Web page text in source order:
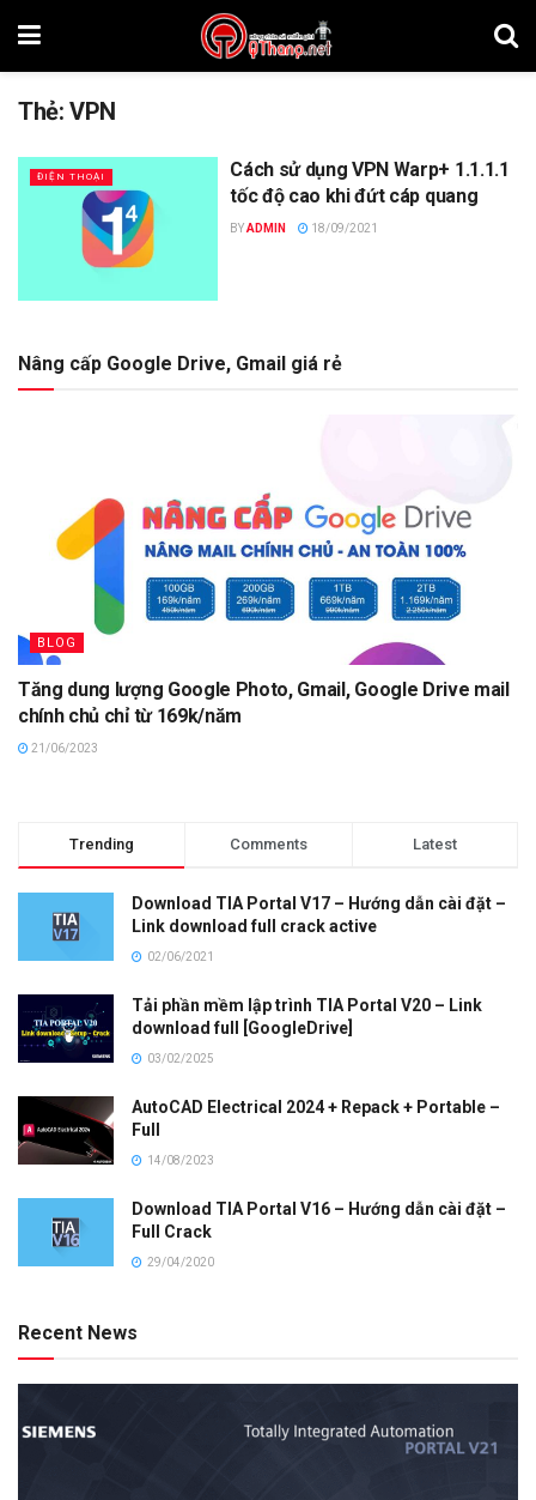
Thẻ:VPN
ĐIỆN THOẠI
Cách sử dụng VPN Warp+ 1.1.1.1
tốc độ cao khi đứt cáp quang
BYADMIN 18/09/2021
Nâng cấp Google Drive, Gmail giá rẻ
BLOG
Tăng dung lượng Google Photo, Gmail, Google Drive mail
chính chủ chỉ từ 169k/năm
21/06/2023
Trending Comments Latest
Download TIA Portal V17 – Hướng dẫn cài đặt –
Link download full crack active
02/06/2021
Tải phần mềm lập trình TIA Portal V20 – Link
download full [GoogleDrive]
03/02/2025
AutoCAD Electrical 2024 + Repack + Portable –
Full
14/08/2023
Download TIA Portal V16 – Hướng dẫn cài đặt –
Full Crack
29/04/2020
Recent News